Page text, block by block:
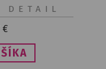
€
DETAIL